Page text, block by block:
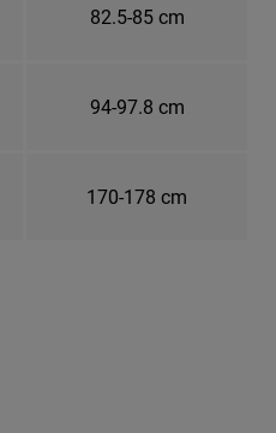
82.5-85 cm
94-97.8 cm
170-178 cm